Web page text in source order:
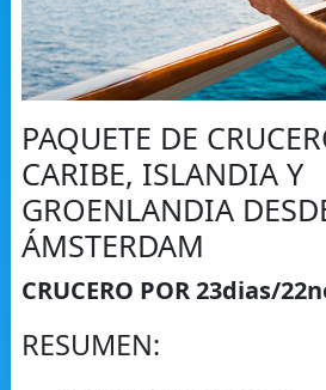
PAQUETE DE
CARIBE, ISLANDIA Y
GROENLANDIA
ÁMSTERDAM
CRUCERO POR 23dias/
RESUMEN: